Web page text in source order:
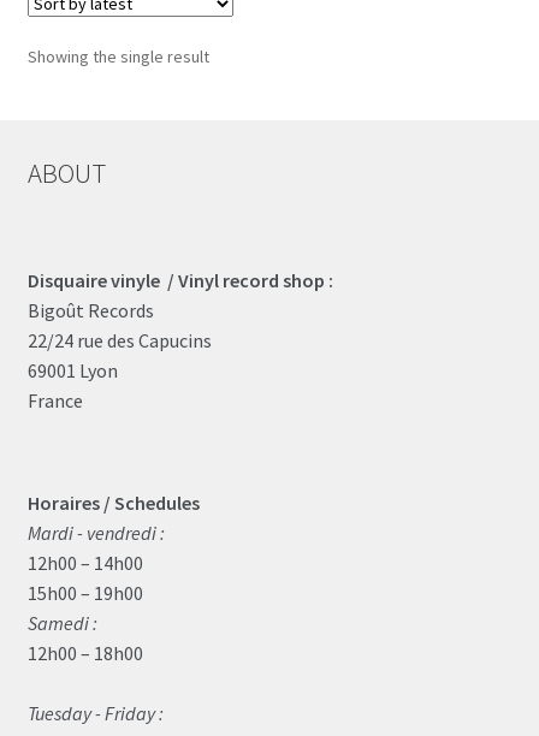
Showing the single result
ABOUT
Disquaire vinyle / Vinyl record shop :
Bigoût Records
22/24 rue des Capucins
69001 Lyon
France
Horaires / Schedules
Mardi - vendredi :
12h00 – 14h00
15h00 – 19h00
Samedi :
12h00 – 18h00
Tuesday - Friday :